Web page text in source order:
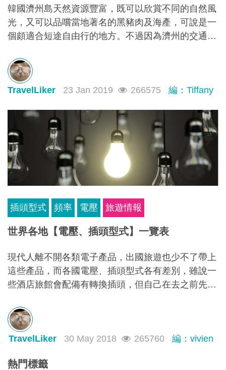
韓國濟州島天然資源豐富，既可以欣賞不同的自然風
光，又可以品嚐當地著名的黑豬肉及海產，可說是一
個頗適合短途自由行的地方。不過因為濟州的交通沒
由行的朋友卻步。其實只要配合自己所需，選擇最合
適的交通方法，自由行遊濟州並沒有想象中困難。以
下介紹4種濟州自由行可以考慮的交通方法: 自駕遊、
通，一切都難不到您！
TravelLiker 23 Jan 2019 266575 編：Tiffany
插頭型式 頻率 電壓 旅遊情報
世界各地【電壓、插頭型式】一覽表
現代人離不開各類電子產品，出國旅遊也少不了帶上
這些產品，而各國電壓、插頭型式各有差別，雖說一
些酒店旅館會配備有轉換插頭，但自己在去之前先了
大洲各個國家的電壓、抽頭型式，讓大家出發前做到
有備無患，出國「不斷電」。
TravelLiker
30 May 2018 265760 編：vivien
熱門標籤